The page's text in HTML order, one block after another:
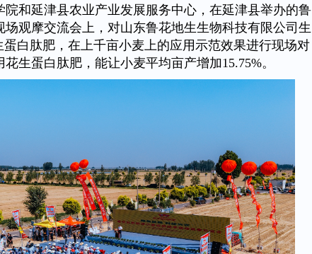
院和延津县农业产业发展服务中心，在延津县举办的鲁
观摩交流会上，对山东鲁花地生生物科技有限公司生
白肽肥，在上千亩小麦上的应用示范效果进行现场对
生蛋白肽肥，能让小麦平均亩产增加15.75%。